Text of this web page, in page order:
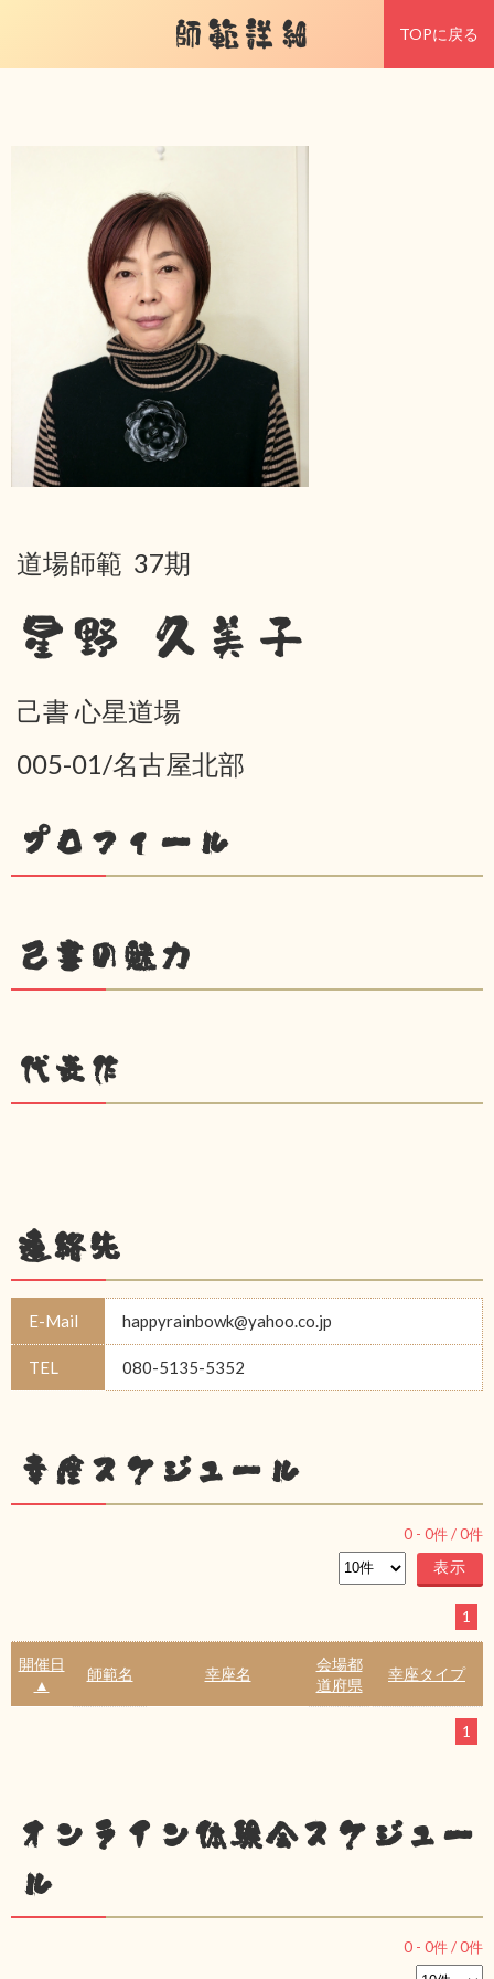
師範詳細 TOPに戻る
道場師範 37期
星野 久美子
己書 心星道場
005-01/名古屋北部
プロフィール
己書の魅力
代表作
連絡先
E-Mail happyrainbowk@yahoo.co.jp
TEL 080-5135-5352
幸座スケジュール
0 - 0件 /0件
1
開催日
▲
師範名 幸座名
会場都
道府県
幸座タイプ
1
オンライン体験会スケジュー
ル
0 - 0件 /0件